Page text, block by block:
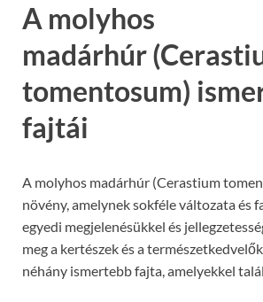
A molyhos
madárhúr
tomentosum)
fajtái
A molyhos madárhúr (Cerastium
növény, amelynek sokféle változata és
egyedi megjelenésükkel és
meg a kertészek és a
néhány ismertebb fajta, amelyekkel